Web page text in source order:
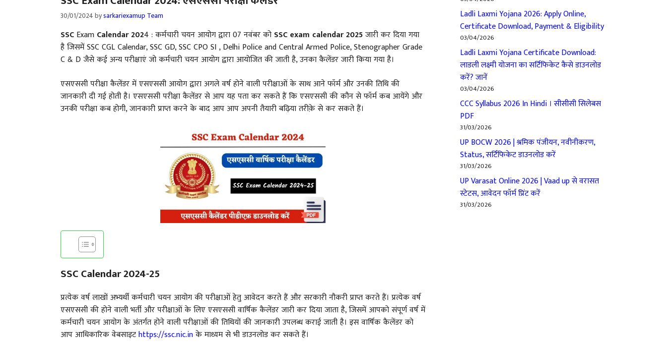
30/01/2024bysarkariexamup Team
SSC Exam Calendar 2024 : कर्मचारी चयन आयोग द्वारा 07 नवंबर को SSC exam calendar 2025जारी कर दिया गया
है जिसमें SSC CGL Calendar, SSC GD, SSC CPO SI , Delhi Police and Central Armed Police, Stenographer Grade
C & D जैसे कई अन्य परीक्षाएं जो कर्मचारी चयन आयोग द्वारा आयोजित की जाती है, उनका कैलेंडर जारी किया गया है।
एसएससी परीक्षा कैलेंडर में एसएससी आयोग द्वारा अगले वर्ष होने वाली परीक्षाओं के साथ आने फॉर्म और उनकी तिथि की
जानकारी दी गई होती है। एसएससी परीक्षा कैलेंडर से आप यह पता कर सकते हैं कि एसएससी की कौन से फॉर्म कब आयेंगे और
उनकी परीक्षा कब होगी, जानकारी प्राप्त करने के बाद आप आप अपनी तैयारी बढ़िया तरीक़े से कर सकते हैं।
SSC Calendar 2024-25
प्रत्येक वर्ष लाखों अभ्यर्थी कर्मचारी चयन आयोग की परीक्षाओं हेतु आवेदन करते हैं और सरकारी नौकरी प्राप्त करते हैं। प्रत्येक वर्ष
एसएससी की होने वाली भर्ती और परीक्षाओं के लिए एसएससी वार्षिक कैलेंडर जारी कर दिया जाता है, जिसमें आपको संपूर्ण वर्ष में
कर्मचारी चयन आयोग के अंतर्गत होने वाली परीक्षाओं की तिथियों की जानकारी उपलब्ध कराई जाती है। इस वार्षिक कैलेंडर को
आप आधिकारिक वेबसाइटhttps://ssc.nic.inके माध्यम से भी डाउनलोड कर सकते हैं।
Ladli Laxmi Yojana 2026: Apply Online,
Certificate Download, Payment & Eligibility
03/04/2026
Ladli Laxmi Yojana Certificate Download:
लाडली लक्ष्मी योजना का सर्टिफिकेट कैसे डाउनलोड
करें? जानें
03/04/2026
CCC Syllabus 2026 In Hindi । सीसीसी सिलेबस
PDF
31/03/2026
UP BOCW 2026 | श्रमिक पंजीयन, नवीनीकरण,
Status, सर्टिफिकेट डाउनलोड करें
31/03/2026
UP Varasat Online 2026 | Vaad up से वरासत
स्टेटस, आवेदन फॉर्म प्रिंट करें
31/03/2026